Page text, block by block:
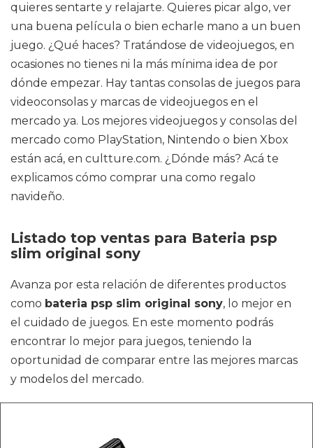
quieres sentarte y relajarte. Quieres picar algo, ver
una buena película o bien echarle mano a un buen
juego. ¿Qué haces? Tratándose de videojuegos, en
ocasiones no tienes ni la más mínima idea de por
dónde empezar. Hay tantas consolas de juegos para
videoconsolas y marcas de videojuegos en el
mercado ya. Los mejores videojuegos y consolas del
mercado como PlayStation, Nintendo o bien Xbox
están acá, en cultture.com. ¿Dónde más? Acá te
explicamos cómo comprar una como regalo
navideño.
Listado top ventas para Bateria psp
slim original sony
Avanza por esta relación de diferentes productos
como bateria psp slim original sony, lo mejor en
el cuidado de juegos. En este momento podrás
encontrar lo mejor para juegos, teniendo la
oportunidad de comparar entre las mejores marcas
y modelos del mercado.